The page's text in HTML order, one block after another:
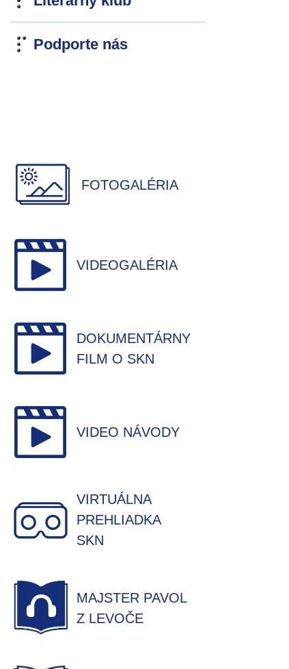
Podporte nás
FOTOGALÉRIA
VIDEOGALÉRIA
DOKUMENTÁRNY
FILM O SKN
VIDEO NÁVODY
VIRTUÁLNA
PREHLIADKA
SKN
MAJSTER PAVOL
Z LEVOČE